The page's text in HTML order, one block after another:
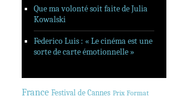
Que ma volonté soit faite de Julia
Kowalski
Federico Luis : « Le cinéma est une
sorte de carte émotionnelle »
France Festival de Cannes Prix Format